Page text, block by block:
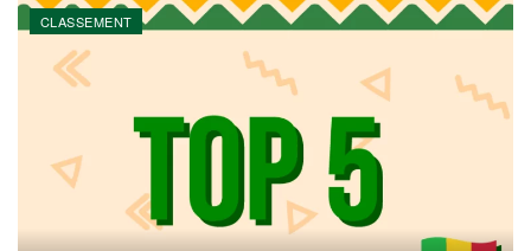
CLASSEMENT